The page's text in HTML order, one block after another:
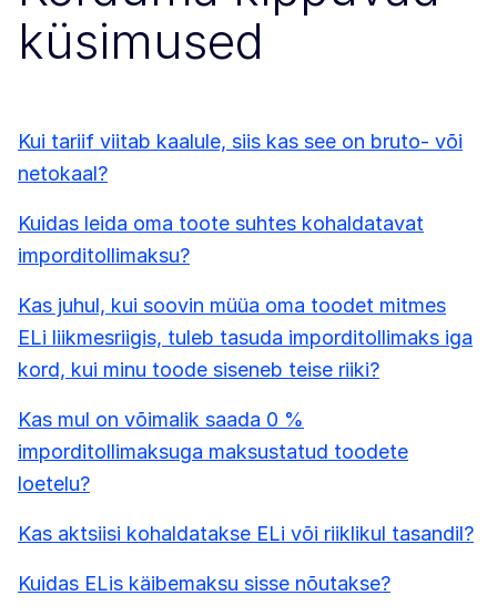
küsimused
Kui tariif viitab kaalule, siis kas see on bruto- või
netokaal?
Kuidas leida oma toote suhtes kohaldatavat
imporditollimaksu?
Kas juhul, kui soovin müüa oma toodet mitmes
ELi liikmesriigis, tuleb tasuda imporditollimaks iga
kord, kui minu toode siseneb teise riiki?
Kas mul on võimalik saada 0 %
imporditollimaksuga maksustatud toodete
loetelu?
Kas aktsiisi kohaldatakse ELi või riiklikul tasandil?
Kuidas ELis käibemaksu sisse nõutakse?